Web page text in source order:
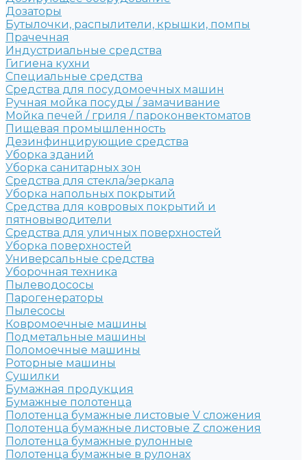
Дозаторы
Бутылочки, распылители, крышки, помпы
Прачечная
Индустриальные средства
Гигиена кухни
Специальные средства
Средства для посудомоечных машин
Ручная мойка посуды / замачивание
Мойка печей / гриля / пароконвектоматов
Пищевая промышленность
Дезинфинцирующие средства
Уборка зданий
Уборка санитарных зон
Средства для стекла/зеркала
Уборка напольных покрытий
Средства для ковровых покрытий и
пятновыводители
Средства для уличных поверхностей
Уборка поверхностей
Универсальные средства
Уборочная техника
Пылеводососы
Парогенераторы
Пылесосы
Ковромоечные машины
Подметальные машины
Поломоечные машины
Роторные машины
Сушилки
Бумажная продукция
Бумажные полотенца
Полотенца бумажные листовые V сложения
Полотенца бумажные листовые Z сложения
Полотенца бумажные рулонные
Полотенца бумажные в рулонах